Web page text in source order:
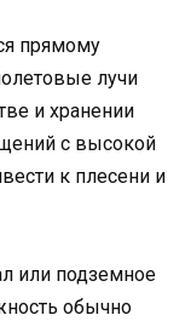
прямому
лучи
и хранении
с высокой
к плесени и
или подземное
обычно